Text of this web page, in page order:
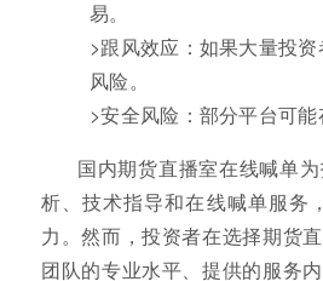
易。
>跟风效应：如果大量投
风险。
>安全风险：部分平台可
国内期货直播室在线喊单
析、技术指导和在线喊单服务
力。然而，投资者在选择期货
团队的专业水平、提供的服务